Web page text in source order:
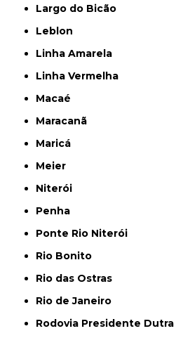
Largo do Bicão
Leblon
Linha Amarela
Linha Vermelha
Macaé
Maracanã
Maricá
Meier
Niterói
Penha
Ponte Rio Niterói
Rio Bonito
Rio das Ostras
Rio de Janeiro
Rodovia Presidente Dutra